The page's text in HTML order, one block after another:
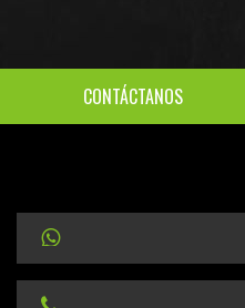
CONTÁCTANOS